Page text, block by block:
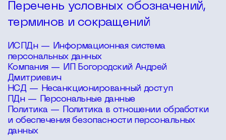
Перечень условных обозначений,
терминов и сокращений
ИСПДн — Информационная система
персональных данных
Компания — ИП Богородский Андрей
Дмитриевич
НСД — Несанкционированный доступ
ПДн — Персональные данные
Политика — Политика в отношении обработки
и обеспечения безопасности персональных
данных